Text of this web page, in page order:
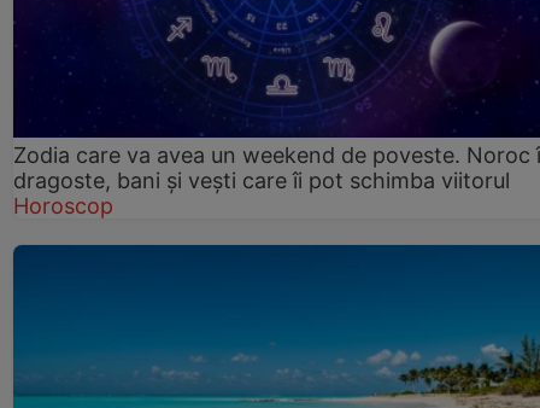
Zodia care va avea un weekend de poveste. Noroc
dragoste, bani și vești care îi pot schimba viitorul
Horoscop